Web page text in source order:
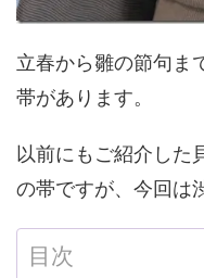
立春から雛の節句ま
帯があります。
以前にもご紹介した
の帯ですが、今回は
目次